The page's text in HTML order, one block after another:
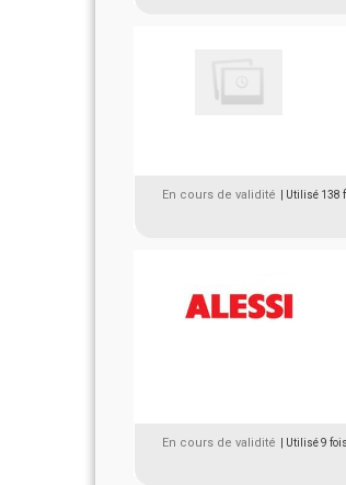
En cours de validité | Utilisé 138
En cours de validité | Utilisé 9 fois